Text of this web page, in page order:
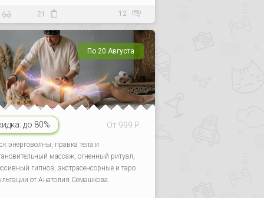
21 12
По 20 Августа
до 80% От 999 Р.
энерговолны, правка тела и
массаж, огненный ритуал,
гипноз, экстрасенсорные и таро
от Анатолия Семашкова.